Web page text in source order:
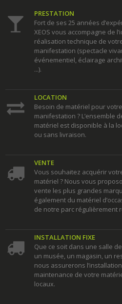
PRESTATION
Fort de ses 25 années
XEOS vous accompagne de
réalisation technique de
manifestation (spectacle
événementiel, éclairage
...).
LOCATION
Besoin de matériel pour votre
manifestation ? L’ensemble
matériel est disponible à la
ou sans livraison.
VENTE
Vous souhaitez acquérir
matériel ? Nous vous
vente les plus grandes
également du matériel
de notre parc régulièrement
INSTALLATION FIXE
Que ce soit dans une salle
un musée, un magasin, un
nous assurerons
maintenance de votre
locaux.